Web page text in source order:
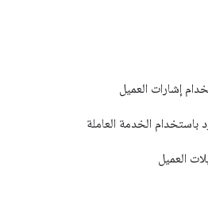
إشارات العميل
باستخدام الخدمة العاملة
العميل